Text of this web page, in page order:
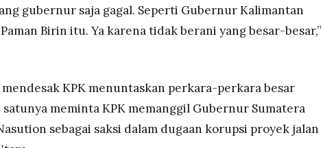
gubernur saja gagal. Seperti Gubernur Kalimantan
Birin itu. Ya karena tidak berani yang besar-besar,”
KPK menuntaskan perkara-perkara besar
satunya meminta KPK memanggil Gubernur Sumatera
sebagai saksi dalam dugaan korupsi proyek jalan